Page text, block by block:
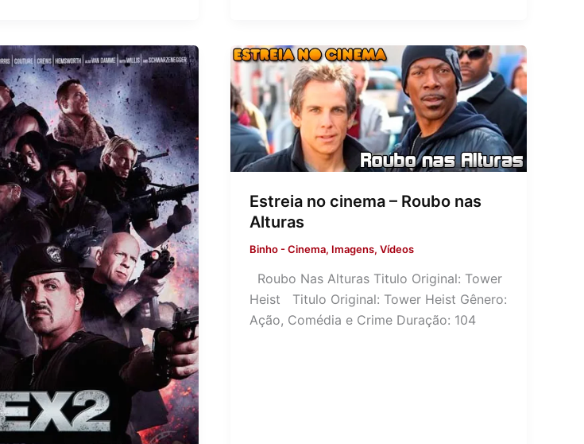
Estreia no cinema – Roubo nas
Alturas
Binho-Cinema, Imagens, Vídeos
Roubo Nas Alturas Titulo Original: Tower
Heist Titulo Original: Tower Heist Gênero:
Ação, Comédia e Crime Duração: 104